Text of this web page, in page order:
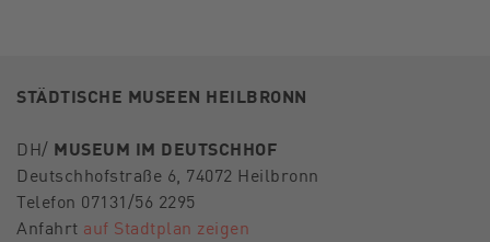
STÄDTISCHE MUSEEN HEILBRONN
DH/ MUSEUM IM DEUTSCHHOF
Deutschhofstraße 6, 74072 Heilbronn
Telefon 07131/56 2295
Anfahrt auf Stadtplan zeigen